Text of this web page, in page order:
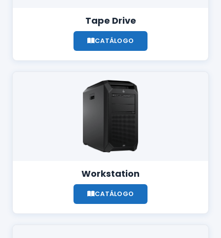
Tape Drive
CATÁLOGO
Workstation
CATÁLOGO